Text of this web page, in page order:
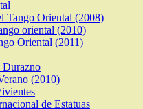
Tango Oriental (2008)
oriental (2010)
Oriental (2011)
Durazno
(2010)
de Estatuas